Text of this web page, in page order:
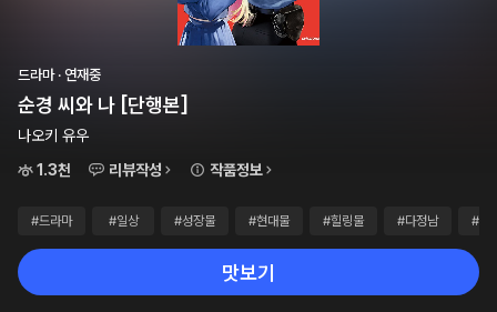
드라마 · 연재중
순경 씨와 나 [단행본]
나오키 유우
1.3천
리뷰작성 작품정보
#드라마 #일상 #성장물 #현대물 #힐링물 #다정남 #까
맛보기